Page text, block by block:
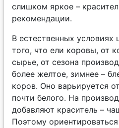
слишком яркое –
рекомендации.
В естественных условиях
того, что ели коровы, от
сырье, от сезона
более желтое, зимнее –
коров. Оно варьируется
почти белого. На
добавляют краситель –
Поэтому